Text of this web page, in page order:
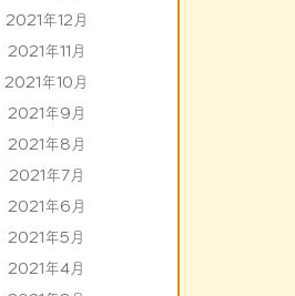
2021年12月
2021年11月
2021年10月
2021年9月
2021年8月
2021年7月
2021年6月
2021年5月
2021年4月